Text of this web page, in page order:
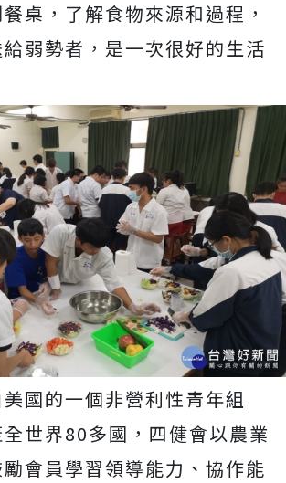
桌，了解食物來源和過程，
弱勢者，是一次很好的生活
國的一個非營利性青年組
世界80多國，四健會以農業
會員學習領導能力、協作能